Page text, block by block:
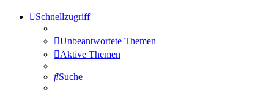
Schnellzugriff
Unbeantwortete Themen
Aktive Themen
Suche